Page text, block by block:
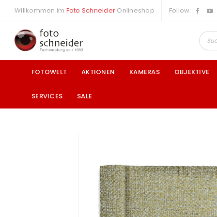
Willkommen im Foto Schneider Onlineshop Follow:
FOTOWELT AKTIONEN KAMERAS OBJEKTIVE
SERVICES SALE